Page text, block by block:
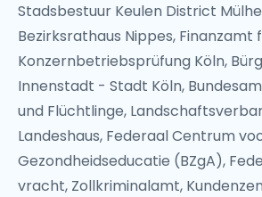
Stadsbestuur Keulen District
Bezirksrathaus Nippes, Finanzamt
Konzernbetriebsprüfung Köln,
Innenstadt - Stadt Köln,
und Flüchtlinge,
Landeshaus, Federaal Centrum
Gezondheidseducatie (BZgA),
vracht, Zollkriminalamt,